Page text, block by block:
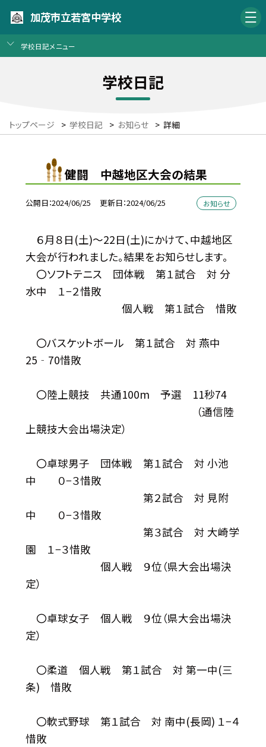
加茂市立若宮中学校
学校日記メニュー
学校日記
トップページ > 学校日記 > お知らせ > 詳細
健闘 中越地区大会の結果
公開日 2024/06/25 更新日 2024/06/25 お知らせ
６月８日(土)〜22日(土)にかけて、中越地区
大会が行われました。結果をお知らせします。
〇ソフトテニス 団体戦 第１試合 対 分
水中 １−２惜敗
個人戦 第１試合 惜敗
〇バスケットボール 第１試合 対 燕中
25‐70惜敗
〇陸上競技 共通100m 予選 11秒74
（通信陸
上競技大会出場決定）
〇卓球男子 団体戦 第１試合 対 小池
中 ０−３惜敗
第２試合 対 見附
中 ０−３惜敗
第３試合 対 大崎学
園 １−３惜敗
個人戦 ９位（県大会出場決
定）
〇卓球女子 個人戦 ９位（県大会出場決
定）
〇柔道 個人戦 第１試合 対 第一中(三
条) 惜敗
〇軟式野球 第１試合 対 南中(長岡) １−４
惜敗